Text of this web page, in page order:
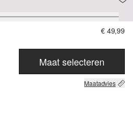
€ 49,99
Maat selecteren
Maatadvies